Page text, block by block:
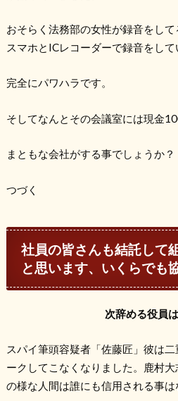
おそらく法務部の女性が録音をし
スマホとICレコーダーで録音をして
完全にパワハラです。
そしてなんとその会議室には現金
まともな会社がする事でしょうか？
つづく
社員の皆さんも結託して
と思います、いくらでも
次辞める役員
スパイ筆頭容疑者「佐藤匠」彼は
ークしてこなくなりました。鹿村
の様な人間は誰にも信用される事は